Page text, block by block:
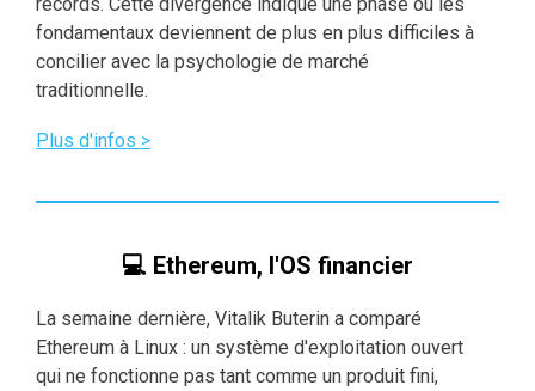
fondamentaux deviennent de plus en plus difficiles à
concilier avec la psychologie de marché
traditionnelle.
Plus d'infos >
💻 Ethereum, l'OS financier
La semaine dernière, Vitalik Buterin a comparé
Ethereum à Linux : un système d'exploitation ouvert
qui ne fonctionne pas tant comme un produit fini,